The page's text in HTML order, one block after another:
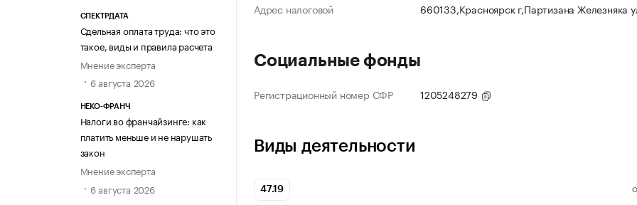
СПЕКТРДАТА
Сдельная оплата труда: что это
такое, виды и правила расчета
Мнение эксперта
6 августа 2026
НЕКО-ФРАНЧ
Налоги во франчайзинге: как
платить меньше и не нарушать
закон
Мнение эксперта
6 августа 2026
Адрес налоговой
660133,Красноярск г,Партизана Железняка
Социальные фонды
Регистрационный номер СФР 1205248279
Виды деятельности
47.19